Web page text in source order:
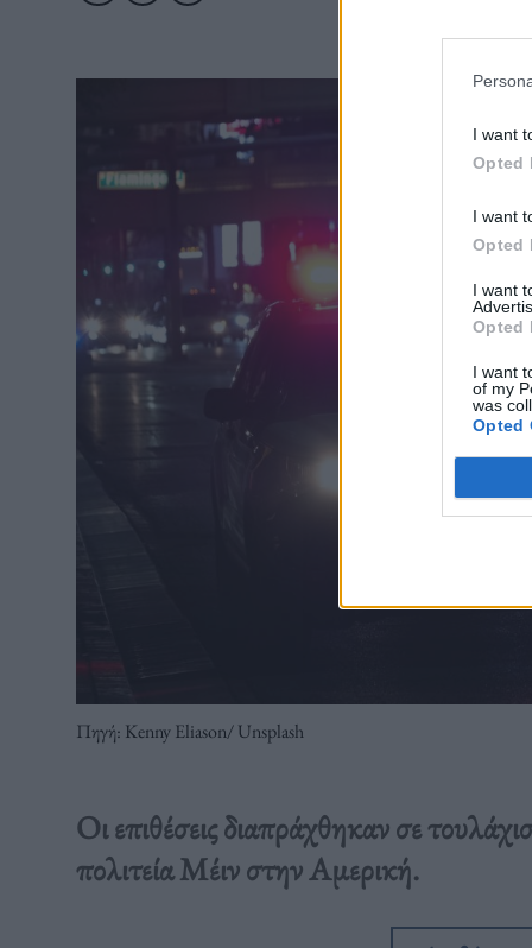
I want
Opted
I want
Opted
I want
Opted
I want
of my
was
Opted
Πηγή: Kenny Eliason/ Unsplash
Οι επιθέσεις διαπράχθηκαν σε
πολιτεία Μέιν στην Αμερική.